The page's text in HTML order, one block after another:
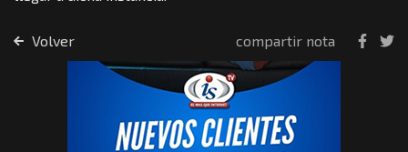
Volver compartir nota